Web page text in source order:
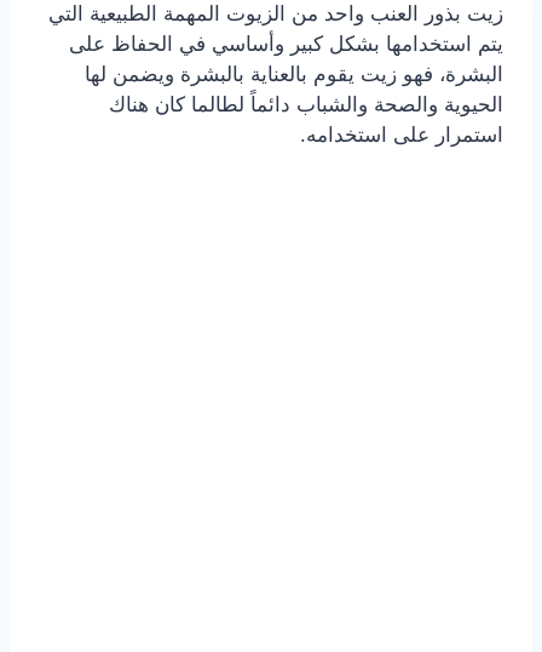
زيت بذور العنب واحد من الزيوت المهمة الطبيعية التي
يتم استخدامها بشكل كبير وأساسي في الحفاظ على
البشرة، فهو زيت يقوم بالعناية بالبشرة ويضمن لها
الحيوية والصحة والشباب دائماً لطالما كان هناك
استمرار على استخدامه.